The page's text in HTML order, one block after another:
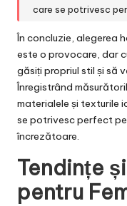
care se potrivesc
În concluzie, alegerea
este o provocare, dar
găsiți propriul stil și să
Înregistrând
materialele și texturile
se potrivesc perfect pe
încrezătoare.
Tendințe
pentru